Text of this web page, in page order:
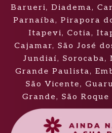
Barueri, Diadema,
Parnaíba, Pirapora
Itapevi, Cotia,
Cajamar, São José
Jundiaí, Sorocaba,
Grande Paulista,
São Vicente,
Grande, São